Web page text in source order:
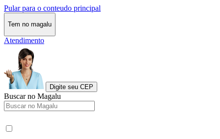
Pular para o conteudo principal
Tem no magalu
Atendimento
Digite seu CEP
Buscar no Magalu